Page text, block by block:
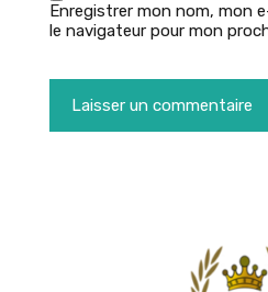
Enregistrer mon nom, mon
le navigateur pour mon